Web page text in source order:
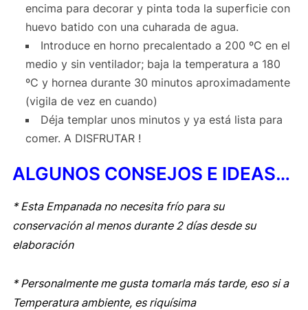
encima para decorar y pinta toda la superficie con
huevo batido con una cuharada de agua.
Introduce en horno precalentado a 200 ºC en el
medio y sin ventilador; baja la temperatura a 180
ºC y hornea durante 30 minutos aproximadamente
(vigila de vez en cuando)
Déja templar unos minutos y ya está lista para
comer. A DISFRUTAR !
ALGUNOS CONSEJOS E IDEAS…
* Esta Empanada no necesita frío para su
conservación al menos durante 2 días desde su
elaboración
* Personalmente me gusta tomarla más tarde, eso si a
Temperatura ambiente, es riquísima